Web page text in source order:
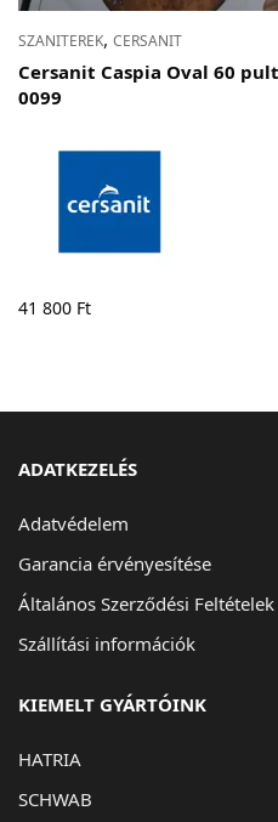
SZANITEREK, CERSANIT
Cersanit Caspia Oval 60
0099
41 800 Ft
ADATKEZELÉS
Adatvédelem
Garancia érvényesítése
Általános Szerződési Feltételek
Szállítási információk
KIEMELT GYÁRTÓINK
HATRIA
SCHWAB